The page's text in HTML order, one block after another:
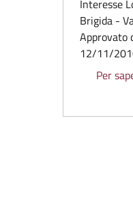
Interesse
Brigida -
Approvato
12/11/
Per